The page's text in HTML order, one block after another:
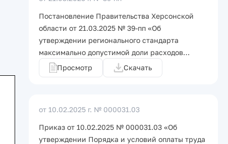
Постановление Правительства Херсонской
области от 21.03.2025 № 39-пп «Об
утверждении регионального стандарта
максимально допустимой доли расходов…
Просмотр
Скачать
от 10.02.2025 г. № 000031.03
Приказ от 10.02.2025 № 000031.03 «Об
утверждении Порядка и условий оплаты труда